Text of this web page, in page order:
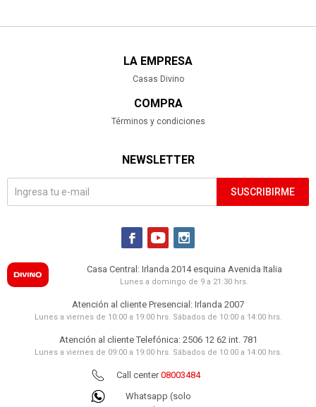
LA EMPRESA
Casas Divino
COMPRA
Términos y condiciones
NEWSLETTER
SUSCRIBIRME
  
Casa Central: Irlanda 2014 esquina Avenida Italia
Lunes a domingo de 9 a 21:30 hrs.
Atención al cliente Presencial: Irlanda 2007
Lunes a viernes de 10:00 a 19:00 hrs. Sábados de 10:00 a 14:00 hrs.
Atención al cliente Telefónica: 2506 12 62 int. 781
Lunes a viernes de 09:00 a 19:00 hrs. Sábados de 10:00 a 14:00 hrs.
Call center08003484
Whatsapp (solo